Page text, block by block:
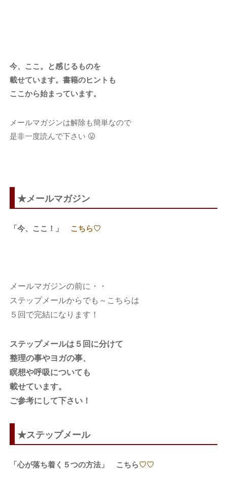
今、ここ。と感じるものを
載せています。書籍のヒントも
ここから始まっています。
メールマガジンは解除も簡単なので
是非一度読んで下さい 😛
★メールマガジン
「今、ここ！」 こちら♡
メールマガジンの前に・・
ステップメールからでも～こちらは
５回で完結になります！
ステップメールは５回に分けて
整理の事やヨガの事、
瞑想や呼吸についても
載せています。
ご参考にして下さい！
★ステップメール
「心が落ち着く５つの方法」 こちら♡♡